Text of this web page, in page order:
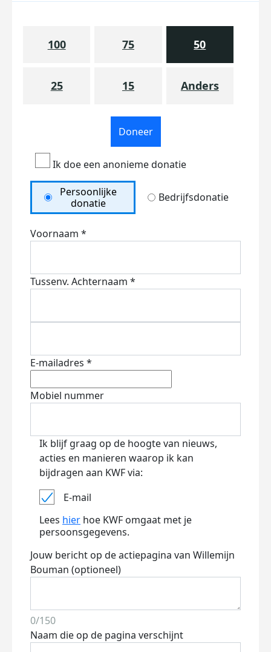
100 75 50
25 15 Anders
Doneer
Ik doe een anonieme donatie
Persoonlijke
donatie
Bedrijfsdonatie
Voornaam *
Tussenv. Achternaam *
E-mailadres *
Mobiel nummer
Ik blijf graag op de hoogte van nieuws,
acties en manieren waarop ik kan
bijdragen aan KWF via:
E-mail
Lees hier hoe KWF omgaat met je
persoonsgegevens.
Jouw bericht op de actiepagina van Willemijn
Bouman (optioneel)
0/150
Naam die op de pagina verschijnt